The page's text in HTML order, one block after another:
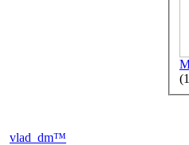
vlad_dm™